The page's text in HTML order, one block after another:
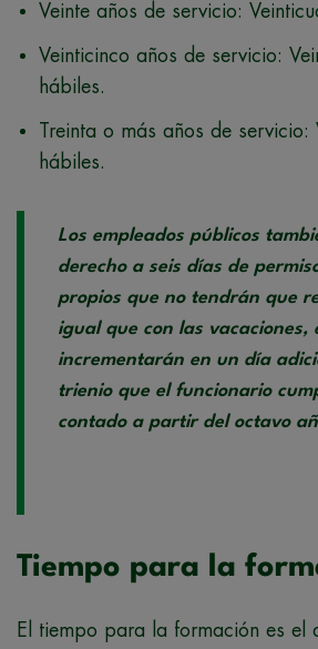
Veinte años de servicio:
Veinticinco años de servicio:
hábiles.
Treinta o más años de servicio:
hábiles.
Los empleados públicos
derecho a seis días de
propios que no tendrán que
igual que con las vacaciones,
incrementarán en un día
trienio que el funcionario
contado a partir del octavo
Tiempo para la
El tiempo para la formación es el